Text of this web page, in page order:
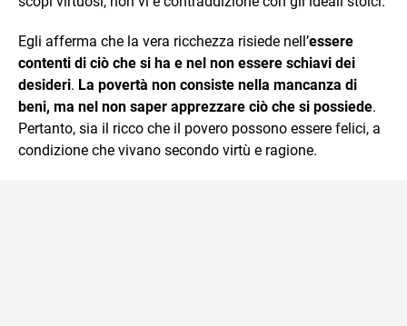
Egli afferma che la vera ricchezza risiede nell’essere
contenti di ciò che si ha e nel non essere schiavi dei
desideri. La povertà non consiste nella mancanza di
beni, ma nel non saper apprezzare ciò che si possiede.
Pertanto, sia il ricco che il povero possono essere felici, a
condizione che vivano secondo virtù e ragione.